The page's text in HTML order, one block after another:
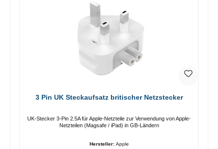
3 Pin UK Steckaufsatz britischer Netzstecker
UK-Stecker 3-Pin 2.5A für Apple-Netzteile zur Verwendung von Apple-
Netzteilen (Magsafe / iPad) in GB-Ländern
Hersteller: Apple